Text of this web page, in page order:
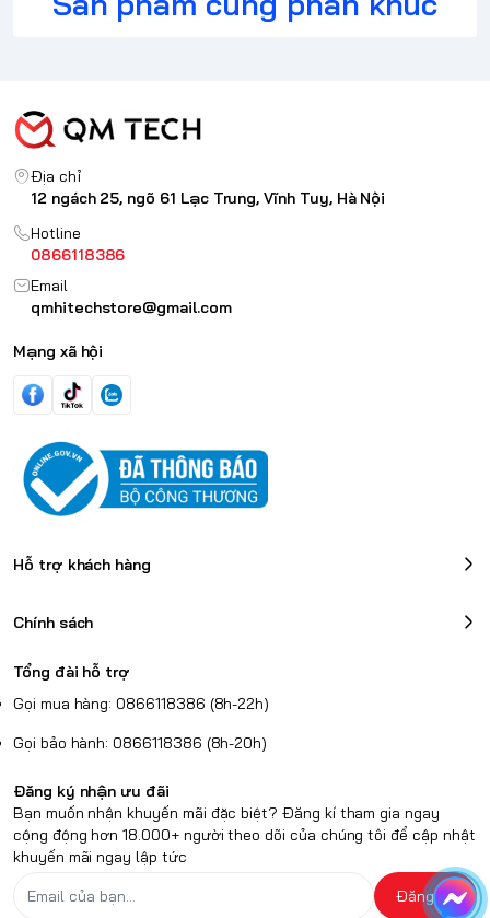
Địa chỉ
12 ngách 25, ngõ 61 Lạc Trung, Vĩnh Tuy, Hà Nội
Hotline
0866118386
Email
qmhitechstore@gmail.com
Mạng xã hội
Hỗ trợ khách hàng
Chính sách
Tổng đài hỗ trợ
Gọi mua hàng: 0866118386 (8h-22h)
Gọi bảo hành: 0866118386 (8h-20h)
Đăng ký nhận ưu đãi
Bạn muốn nhận khuyến mãi đặc biệt? Đăng kí tham gia ngay
cộng động hơn 18.000+ người theo dõi của chúng tôi để cập nhật
khuyến mãi ngay lập tức
Đăng ký